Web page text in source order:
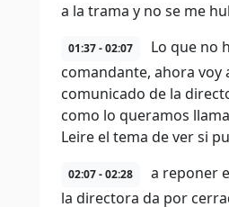
a la trama y no se me
01:37 - 02:07
Lo que no
comandante, ahora voy
comunicado de la
como lo queramos
Leire el tema de ver si
02:07 - 02:28
a reponer
la directora da por